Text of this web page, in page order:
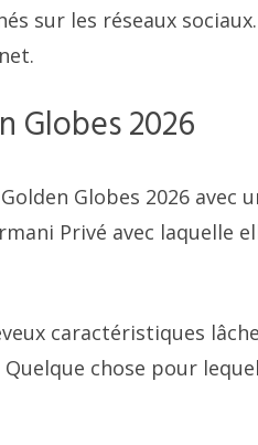
sur les réseaux
Globes 2026
Globes 2026
Privé avec laquelle
caractéristiques
chose pour